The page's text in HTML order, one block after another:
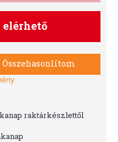
elérhető
Összehasonlítom
raktárkészlettől